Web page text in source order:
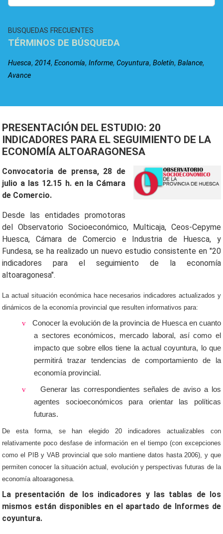
BUSQUEDAS FRECUENTES
TÉRMINOS DE BÚSQUEDA
Huesca, 2014, Economía, Informe, Coyuntura, Boletín, Balance,
Avance
PRESENTACIÓN DEL ESTUDIO: 20
INDICADORES PARA EL SEGUIMIENTO DE LA
ECONOMÍA ALTOARAGONESA
Convocatoria de prensa, 28 de
julio a las 12.15 h. en la Cámara
de Comercio.
Desde las entidades promotoras
del Observatorio Socioeconómico, Multicaja, Ceos-Cepyme
Huesca, Cámara de Comercio e Industria de Huesca, y
Fundesa, se ha realizado un nuevo estudio consistente en "20
indicadores para el seguimiento de la economía
altoaragonesa".
La actual situación económica hace necesarios indicadores actualizados y
dinámicos de la economía provincial que resulten informativos para:
v
Conocer la evolución de la provincia de Huesca en cuanto
a sectores económicos, mercado laboral, así como el
impacto que sobre ellos tiene la actual coyuntura, lo que
permitirá trazar tendencias de comportamiento de la
economía provincial.
v
Generar las correspondientes señales de aviso a los
agentes socioeconómicos para orientar las políticas
futuras.
De esta forma, se han elegido 20 indicadores actualizables con
relativamente poco desfase de información en el tiempo (con excepciones
como el PIB y VAB provincial que solo mantiene datos hasta 2006), y que
permiten conocer la situación actual, evolución y perspectivas futuras de la
economía altoaragonesa.
La presentación de los indicadores y las tablas de los
mismos están disponibles en el apartado de Informes de
coyuntura.